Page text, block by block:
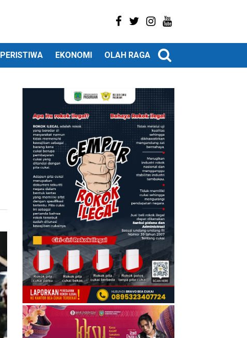
PERISTIWA EKONOMI OLAH RAGA